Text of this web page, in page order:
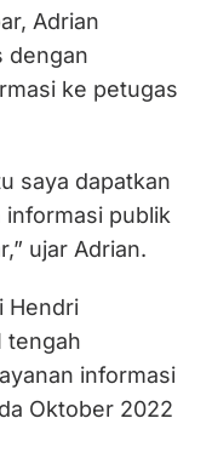
Adrian
dengan
ke petugas
saya dapatkan
informasi publik
ujar Adrian.
Hendri
tengah
informasi
Oktober 2022